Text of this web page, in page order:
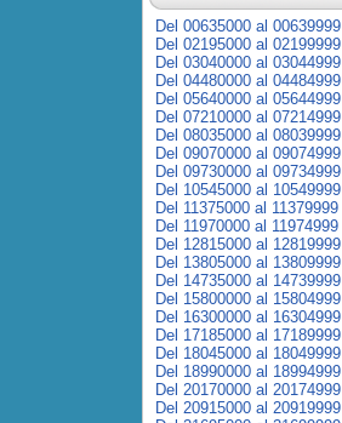
Del 00635000 al 00639999
Del 02195000 al 02199999
Del 03040000 al 03044999
Del 04480000 al 04484999
Del 05640000 al 05644999
Del 07210000 al 07214999
Del 08035000 al 08039999
Del 09070000 al 09074999
Del 09730000 al 09734999
Del 10545000 al 10549999
Del 11375000 al 11379999
Del 11970000 al 11974999
Del 12815000 al 12819999
Del 13805000 al 13809999
Del 14735000 al 14739999
Del 15800000 al 15804999
Del 16300000 al 16304999
Del 17185000 al 17189999
Del 18045000 al 18049999
Del 18990000 al 18994999
Del 20170000 al 20174999
Del 20915000 al 20919999